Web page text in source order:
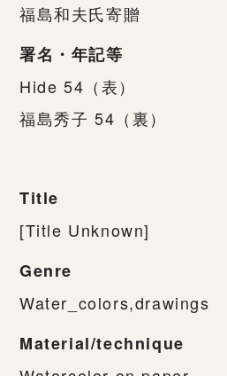
福島和夫氏寄贈
署名・年記等
Hide 54（表）
福島秀子 54（裏）
Title
[Title Unknown]
Genre
Water_colors,drawings
Material/technique